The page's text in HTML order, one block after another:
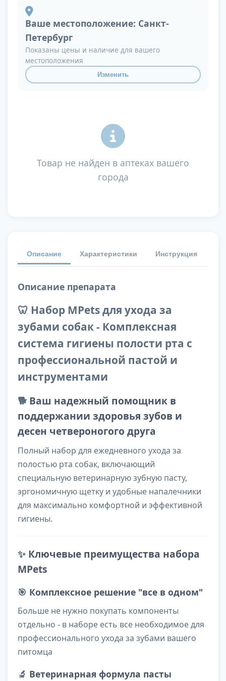
Ваше местоположение: Санкт-
Петербург
Показаны цены и наличие для вашего
местоположения
Изменить
Товар не найден в аптеках вашего
города
Описание Характеристики Инструкция
Описание препарата
🦷 Набор MPets для ухода за
зубами собак - Комплексная
система гигиены полости рта с
профессиональной пастой и
инструментами
🐕Ваш надежный помощник в
поддержании здоровья зубов и
десен четвероногого друга
Полный набор для ежедневного ухода за
полостью рта собак, включающий
специальную ветеринарную зубную пасту,
эргономичную щетку и удобные напалечники
для максимально комфортной и эффективной
гигиены.
✨ Ключевые преимущества набора
MPets
🎯 Комплексное решение "все в одном"
Больше не нужно покупать компоненты
отдельно - в наборе есть все необходимое для
профессионального ухода за зубами вашего
питомца
🔬 Ветеринарная формула пасты